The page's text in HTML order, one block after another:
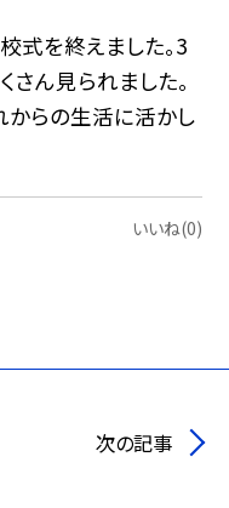
式を終えました。3
ん見られました。
らの生活に活かし
いいね(0)
次の記事